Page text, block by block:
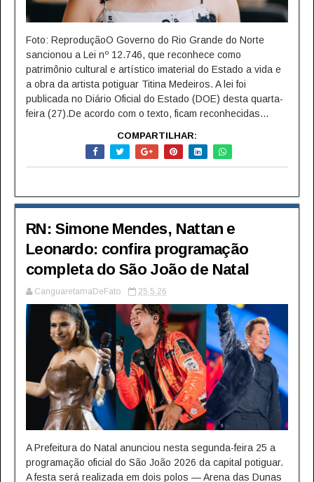
Foto: ReproduçãoO Governo do Rio Grande do Norte
sancionou a Lei nº 12.746, que reconhece como
patrimônio cultural e artístico imaterial do Estado a vida e
a obra da artista potiguar Titina Medeiros. A lei foi
publicada no Diário Oficial do Estado (DOE) desta quarta-
feira (27).De acordo com o texto, ficam reconhecidas...
COMPARTILHAR:
RN: Simone Mendes, Nattan e
Leonardo: confira programação
completa do São João de Natal
CanguaretamaDeFato 25.5.26
A Prefeitura do Natal anunciou nesta segunda-feira 25 a
programação oficial do São João 2026 da capital potiguar.
A festa será realizada em dois polos — Arena das Dunas